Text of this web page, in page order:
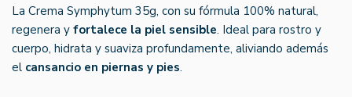
La Crema Symphytum 35g, con su fórmula 100% natural,
regenera y fortalece la piel sensible. Ideal para rostro y
cuerpo, hidrata y suaviza profundamente, aliviando además
el cansancio en piernas y pies.